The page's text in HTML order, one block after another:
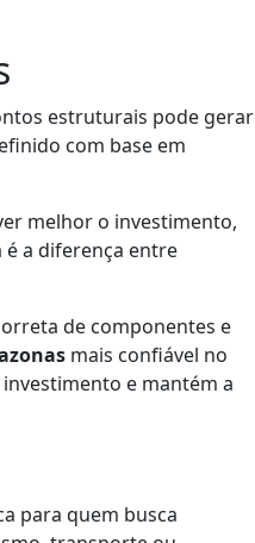
estruturais pode gerar
com base em
melhor o investimento,
a diferença entre
de componentes e
mais confiável no
e mantém a
para quem busca